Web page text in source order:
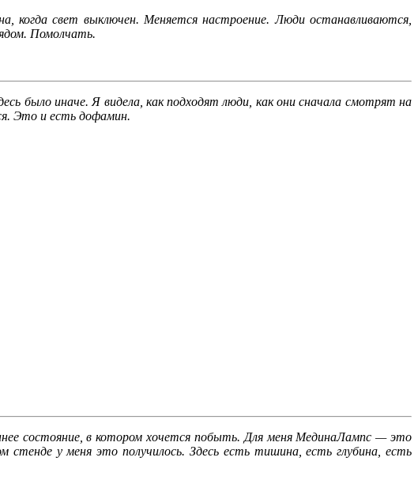
когда свет выключен. Меняется настроение. Люди останавливаются,
Помолчать.
было иначе. Я видела, как подходят люди, как они сначала смотрят на
Это и есть дофамин.
состояние, в котором хочется побыть. Для меня МединаЛампс — это
у меня это получилось. Здесь есть тишина, есть глубина, есть